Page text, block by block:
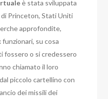
è stata sviluppata
Princeton, Stati Uniti
approfondite,
su cosa
fossero o si credessero
chiamato il loro
piccolo cartellino con
dei missili dei